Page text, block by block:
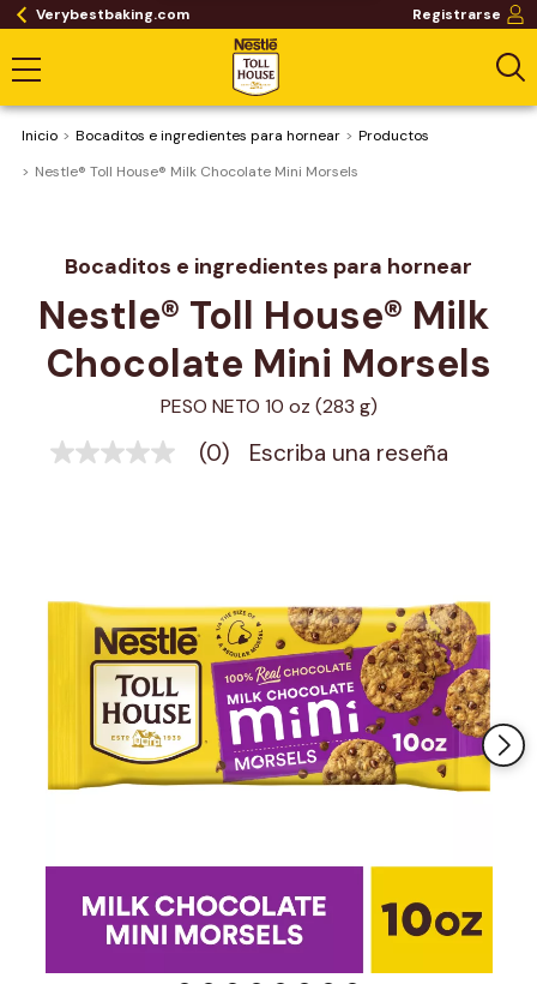
Verybestbaking.com Registrarse
Inicio Bocaditos e ingredientes para hornear
Productos
Nestle® Toll House® Milk Chocolate Mini Morsels
Bocaditos e ingredientes para hornear
Nestle® Toll House® Milk
Chocolate Mini Morsels
PESO NETO 10 oz (283 g)
Sin
(0) Escriba una reseña